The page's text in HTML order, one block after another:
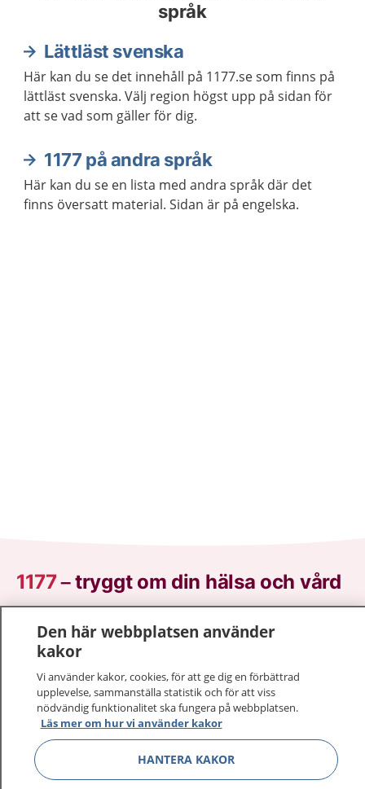
språk
Lättläst svenska
Här kan du se det innehåll på 1177.se som finns på
lättläst svenska. Välj region högst upp på sidan för
att se vad som gäller för dig.
1177 på andra språk
Här kan du se en lista med andra språk där det
finns översatt material. Sidan är på engelska.
1177–tryggt om din hälsa och vård
sjukdomar och vilka mottagningar du kan kontakta.
Logga in för att läsa din journal och göra dina
vårdärenden. Ring telefonnummer 1177 för
sjukvårdsrådgivning dygnet runt.
1177 ger dig råd när du vill må bättre.
Den här webbplatsen använder
kakor
Vi använder kakor, cookies, för att ge dig en förbättrad
upplevelse, sammanställa statistik och för att viss
nödvändig funktionalitet ska fungera på webbplatsen.
Läs mer om hur vi använder kakor
HANTERA KAKOR